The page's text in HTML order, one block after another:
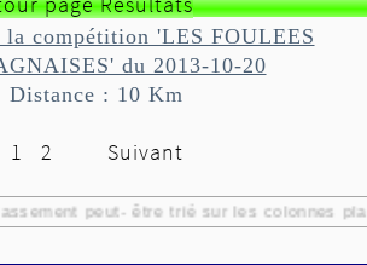
la compétition 'LES FOULEES
du 2013-10-20
Distance : 10 Km
1 2 Suivant
peut- être trié sur les colonnes